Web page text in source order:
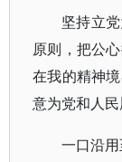
坚持立
原则，把公
在我的精神
意为党和人民
一口沿用